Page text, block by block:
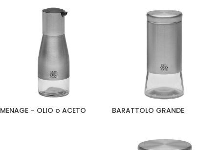
MENAGE – OLIO o ACETO BARATTOLO GRANDE